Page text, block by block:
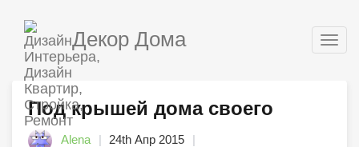
Декор Дома
Под крышей дома своего
Alena
24th Апр 2015